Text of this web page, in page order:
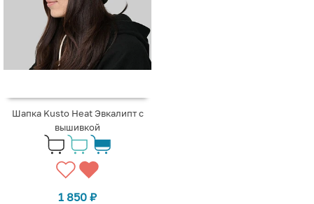
Шапка Kusto Heat Эвкалипт с
вышивкой
1 850 ₽